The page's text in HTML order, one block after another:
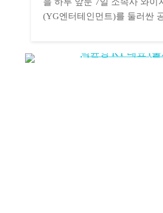
(YG엔터테인먼트)를 둘러싼